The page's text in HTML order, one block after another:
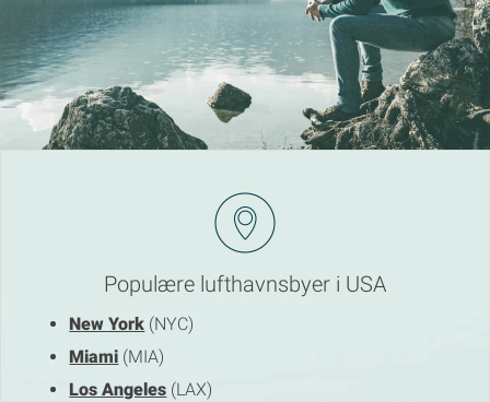
Populære lufthavnsbyer i USA
New York (NYC)
Miami (MIA)
Los Angeles (LAX)